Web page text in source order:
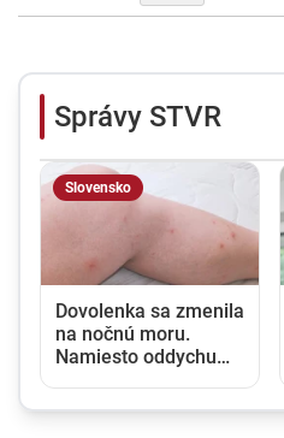
Správy STVR
Slovensko
Dovolenka sa zmenila
na nočnú moru.
Namiesto oddychu